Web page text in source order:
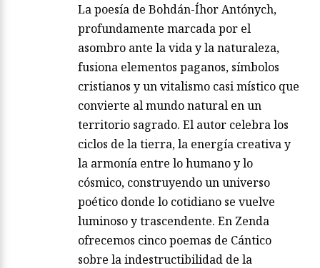
La poesía de Bohdán-Íhor Antónych,
profundamente marcada por el
asombro ante la vida y la naturaleza,
fusiona elementos paganos, símbolos
cristianos y un vitalismo casi místico que
convierte al mundo natural en un
territorio sagrado. El autor celebra los
ciclos de la tierra, la energía creativa y
la armonía entre lo humano y lo
cósmico, construyendo un universo
poético donde lo cotidiano se vuelve
luminoso y trascendente. En Zenda
ofrecemos cinco poemas de Cántico
sobre la indestructibilidad de la